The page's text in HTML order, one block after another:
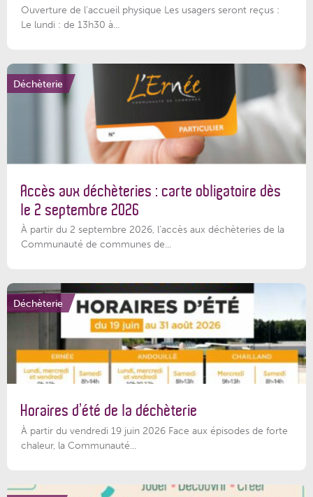
Ouverture de l'accueil physique Les usagers seront reçus :
Le lundi : de 13h30 à...
Déchèterie
Accès aux déchèteries : carte obligatoire dès
le 2 septembre 2026
À partir du 2 septembre 2026, l’accès aux déchèteries de la
Communauté de communes de...
Déchèterie
Horaires d’été de la déchèterie
À partir du vendredi 19 juin 2026 Face aux épisodes de forte
chaleur, la Communauté...